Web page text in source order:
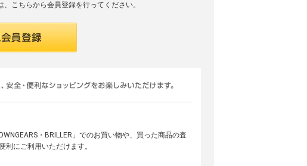
こちらから会員登録を行ってください。
・BRILLER」でのお買い物や、買った商品の査
利にご利用いただけます。